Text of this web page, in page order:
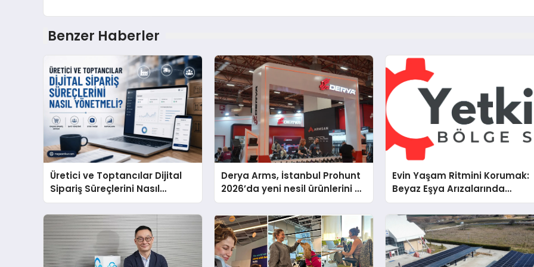
Benzer Haberler
Üretici ve Toptancılar Dijital
Sipariş Süreçlerini Nasıl
Yönetmeli?
Derya Arms, İstanbul Prohunt
2026’da yeni nesil ürünlerini ve
global marka vizyonunu
sergiledi
Evin Yaşam Ritmini Korumak:
Beyaz Eşya Arızalarında
Dürüst ve İnsan Odaklı